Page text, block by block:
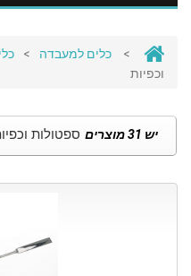
> כלים למעבדה >
וכפיות
ספטולות יש 31 מוצרים